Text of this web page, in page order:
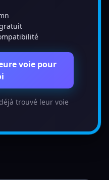
voie pour
trouvé leur voie